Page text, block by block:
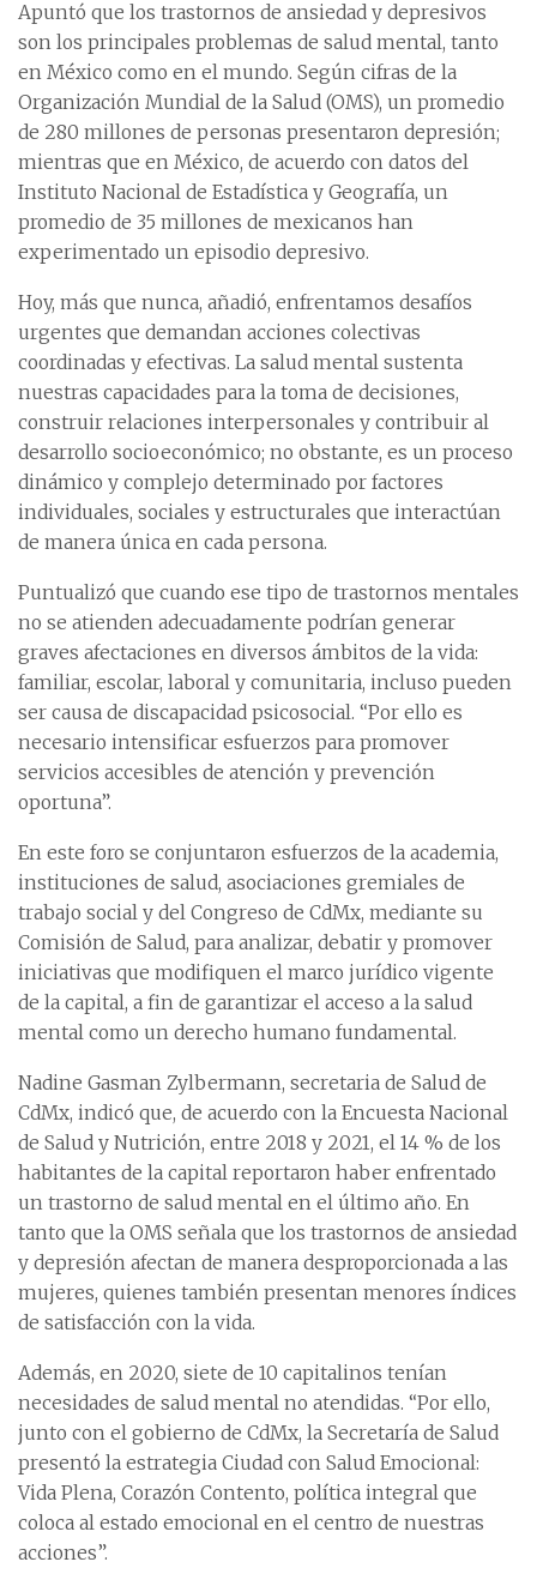
Apuntó que los trastornos de ansiedad y depresivos
son los principales problemas de salud mental, tanto
en México como en el mundo. Según cifras de la
Organización Mundial de la Salud (OMS), un promedio
de 280 millones de personas presentaron depresión;
mientras que en México, de acuerdo con datos del
Instituto Nacional de Estadística y Geografía, un
promedio de 35 millones de mexicanos han
experimentado un episodio depresivo.
Hoy, más que nunca, añadió, enfrentamos desafíos
urgentes que demandan acciones colectivas
coordinadas y efectivas. La salud mental sustenta
nuestras capacidades para la toma de decisiones,
construir relaciones interpersonales y contribuir al
desarrollo socioeconómico; no obstante, es un proceso
dinámico y complejo determinado por factores
individuales, sociales y estructurales que interactúan
de manera única en cada persona.
Puntualizó que cuando ese tipo de trastornos mentales
no se atienden adecuadamente podrían generar
graves afectaciones en diversos ámbitos de la vida:
familiar, escolar, laboral y comunitaria, incluso pueden
ser causa de discapacidad psicosocial. “Por ello es
necesario intensificar esfuerzos para promover
servicios accesibles de atención y prevención
oportuna”.
En este foro se conjuntaron esfuerzos de la academia,
instituciones de salud, asociaciones gremiales de
trabajo social y del Congreso de CdMx, mediante su
Comisión de Salud, para analizar, debatir y promover
iniciativas que modifiquen el marco jurídico vigente
de la capital, a fin de garantizar el acceso a la salud
mental como un derecho humano fundamental.
Nadine Gasman Zylbermann, secretaria de Salud de
CdMx, indicó que, de acuerdo con la Encuesta Nacional
de Salud y Nutrición, entre 2018 y 2021, el 14 % de los
habitantes de la capital reportaron haber enfrentado
un trastorno de salud mental en el último año. En
tanto que la OMS señala que los trastornos de ansiedad
y depresión afectan de manera desproporcionada a las
mujeres, quienes también presentan menores índices
de satisfacción con la vida.
Además, en 2020, siete de 10 capitalinos tenían
necesidades de salud mental no atendidas. “Por ello,
junto con el gobierno de CdMx, la Secretaría de Salud
presentó la estrategia Ciudad con Salud Emocional:
Vida Plena, Corazón Contento, política integral que
coloca al estado emocional en el centro de nuestras
acciones”.